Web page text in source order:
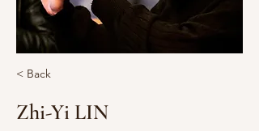
< Back
Zhi-Yi LIN